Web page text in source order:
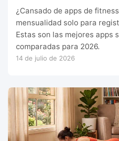
¿Cansado de apps de
mensualidad solo para
Estas son las mejores apps
comparadas para 2026.
14 de julio de 2026